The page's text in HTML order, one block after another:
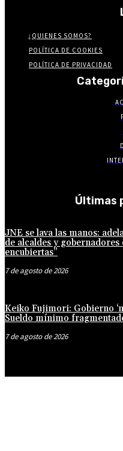
¿QUIENES SOMOS?
POLÍTICA DE COOKIES
POLÍTICA DE PRIVACIDAD
Últimas
JNE se lava las manos:
de alcaldes y gobernadores
encubiertas”
7 de agosto de 2026
Keiko Fujimori: Gobierno
Sueldo mínimo
7 de agosto de 2026